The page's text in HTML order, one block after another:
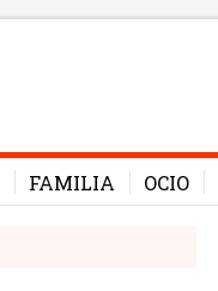
FAMILIA OCIO